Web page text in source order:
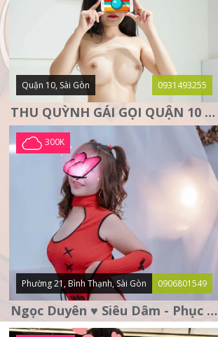
Quận 10, Sài Gòn 0931493255
THU QUỲNH GÁI GỌI QUẬN 10 – MẶT XINH DA TRẮNG – SANG
300K
Phường 21, Bình Thạnh, Sài Gòn 0906801549
Ngọc Duyên ♥️ Siêu Dâm - Phục Vụ Tận Tình - Chu Đáo